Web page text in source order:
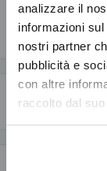
analizzare il
informazioni
nostri partner
pubblicità e
con altre
raccolto dal
Condividi questo
Descrizione